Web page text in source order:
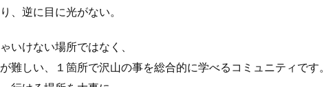
、逆に目に光がない。
いけない場所ではなく、
難しい、１箇所で沢山の事を総合的に学べるコミュニティです。